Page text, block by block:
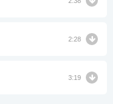
2:28
3:19